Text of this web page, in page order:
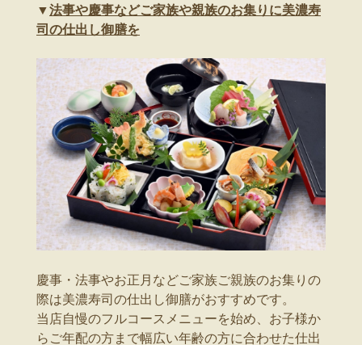
▼法事や慶事などご家族や親族のお集りに美濃寿
司の仕出し御膳を
慶事・法事やお正月などご家族ご親族のお集りの
際は美濃寿司の仕出し御膳がおすすめです。
当店自慢のフルコースメニューを始め、お子様か
らご年配の方まで幅広い年齢の方に合わせた仕出